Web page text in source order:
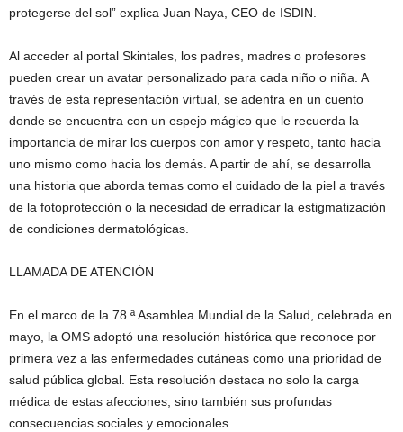
protegerse del sol” explica Juan Naya, CEO de ISDIN.
Al acceder al portal Skintales, los padres, madres o profesores
pueden crear un avatar personalizado para cada niño o niña. A
través de esta representación virtual, se adentra en un cuento
donde se encuentra con un espejo mágico que le recuerda la
importancia de mirar los cuerpos con amor y respeto, tanto hacia
uno mismo como hacia los demás. A partir de ahí, se desarrolla
una historia que aborda temas como el cuidado de la piel a través
de la fotoprotección o la necesidad de erradicar la estigmatización
de condiciones dermatológicas.
LLAMADA DE ATENCIÓN
En el marco de la 78.ª Asamblea Mundial de la Salud, celebrada en
mayo, la OMS adoptó una resolución histórica que reconoce por
primera vez a las enfermedades cutáneas como una prioridad de
salud pública global. Esta resolución destaca no solo la carga
médica de estas afecciones, sino también sus profundas
consecuencias sociales y emocionales.